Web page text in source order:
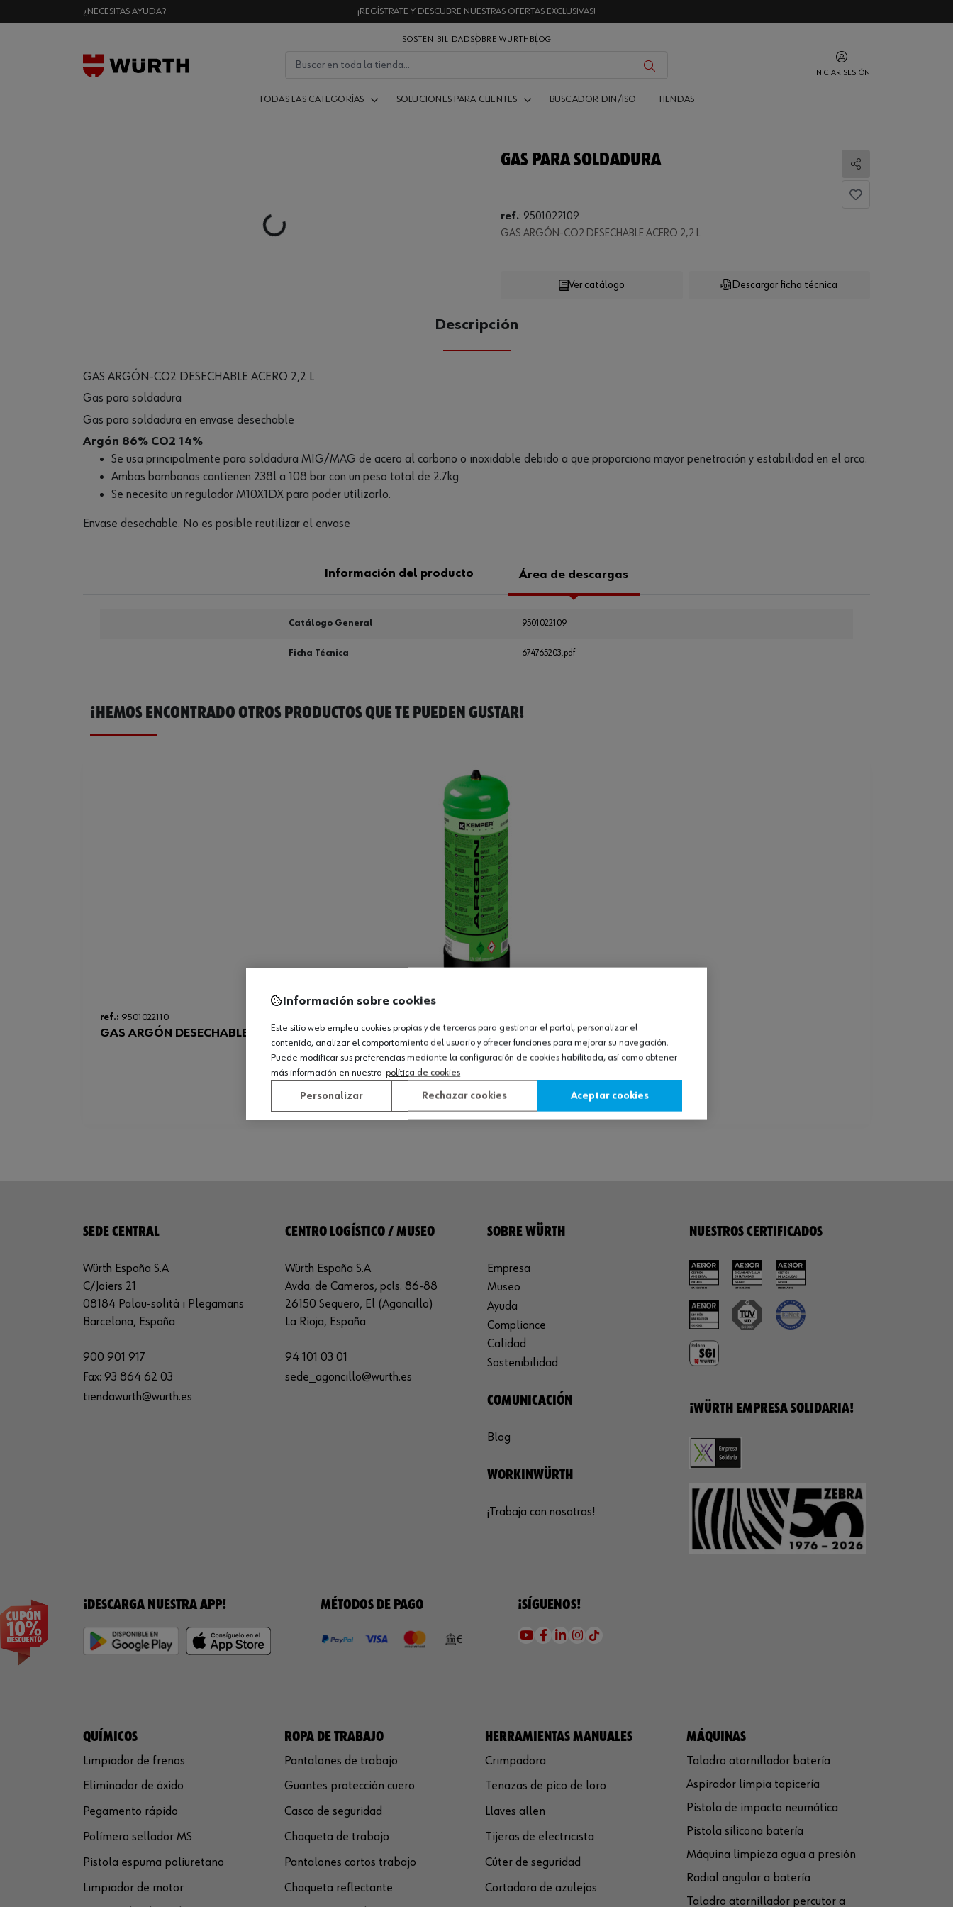
¿NECESITAS AYUDA? ¡REGÍSTRATE Y DESCUBRE NUESTRAS OFERTAS EXCLUSIVAS!
SOSTENIBILIDADSOBRE WÜRTH BLOG
INICIAR SESIÓN
TODAS LAS CATEGORÍAS SOLUCIONES PARA CLIENTES BUSCADOR DIN/ISO TIENDAS
Loading...
GAS PARA SOLDADURA
Compartir
ref.: 9501022109
GAS ARGÓN-CO2 DESECHABLE ACERO 2,2 L
Loading...
CANTIDAD
Descargar ficha técnica
Ver catálogo
Descripción
GAS ARGÓN-CO2 DESECHABLE ACERO 2,2 L
Gas para soldadura
Gas para soldadura en envase desechable
Argón 86% CO2 14%
Se usa principalmente para soldadura MIG/MAG de acero al carbono o inoxidable debido a que proporciona mayor penetración y estabilidad en el arco.
Ambas bombonas contienen 238l a 108 bar con un peso total de 2.7kg
Se necesita un regulador M10X1DX para poder utilizarlo.
Envase desechable. No es posible reutilizar el envase
Información del producto Área de descargas
Catálogo General 9501022109
Ficha Técnica 674765203.pdf
¡HEMOS ENCONTRADO OTROS PRODUCTOS QUE TE PUEDEN GUSTAR!
ref.: 9501022110
GAS ARGÓN DESECHABLE ACERO 2,2 L Loading...
Ver producto
SEDE CENTRAL
Würth España S.A
C/Joiers 21
08184 Palau-solità i Plegamans
Barcelona, España
900 901 917
Fax: 93 864 62 03
tiendawurth@wurth.es
CENTRO LOGÍSTICO / MUSEO
Würth España S.A
Avda. de Cameros, pcls. 86-88
26150 Sequero, El (Agoncillo)
La Rioja, España
94 101 03 01
sede_agoncillo@wurth.es
SOBRE WÜRTH
Empresa
Museo
Ayuda
Compliance
Calidad
Sostenibilidad
COMUNICACIÓN
Blog
WORKINWÜRTH
¡Trabaja con nosotros!
NUESTROS CERTIFICADOS
¡WÜRTH EMPRESA SOLIDARIA!
¡DESCARGA NUESTRA APP! MÉTODOS DE PAGO ¡SÍGUENOS!
QUÍMICOS
Limpiador de frenos
Eliminador de óxido
Pegamento rápido
Polímero sellador MS
Pistola espuma poliuretano
Limpiador de motor
ROPA DE TRABAJO
Pantalones de trabajo
Guantes protección cuero
Casco de seguridad
Chaqueta de trabajo
Pantalones cortos trabajo
Chaqueta reflectante
HERRAMIENTAS MANUALES
Crimpadora
Tenazas de pico de loro
Llaves allen
Tijeras de electricista
Cúter de seguridad
Cortadora de azulejos
MÁQUINAS
Taladro atornillador batería
Aspirador limpia tapicería
Pistola de impacto neumática
Pistola silicona batería
Máquina limpieza agua a presión
Radial angular a batería
Taladro atornillador percutor a
Información sobre cookies
Este sitio web emplea cookies propias y de terceros para gestionar el portal, personalizar el
contenido, analizar el comportamiento del usuario y ofrecer funciones para mejorar su navegación.
Puede modificar sus preferencias mediante la configuración de cookies habilitada, así como obtener
más información en nuestra política de cookies
Personalizar Rechazar cookies Aceptar cookies